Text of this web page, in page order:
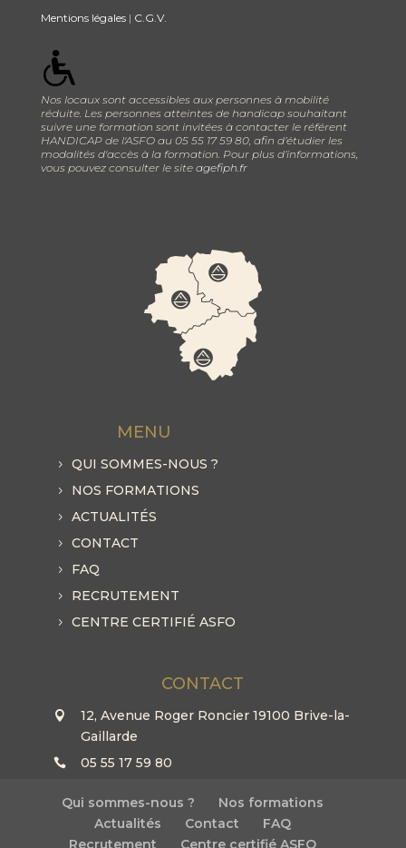
Mentions légales| C.G.V.
Nos locaux sont accessibles aux personnes à mobilité
réduite. Les personnes atteintes de handicap souhaitant
suivre une formation sont invitées à contacter le référent
HANDICAP de l'ASFO au 05 55 17 59 80, afin d’étudier les
modalités d'accès à la formation. Pour plus d’informations,
vous pouvez consulter le site agefiph.fr
MENU
QUI SOMMES-NOUS ?
NOS FORMATIONS
ACTUALITÉS
CONTACT
FAQ
RECRUTEMENT
CENTRE CERTIFIÉ ASFO
CONTACT
12, Avenue Roger Roncier 19100 Brive-la-
Gaillarde
05 55 17 59 80
Qui sommes-nous ?
Nos formations
Actualités
Contact
FAQ
Recrutement
Centre certifié ASFO